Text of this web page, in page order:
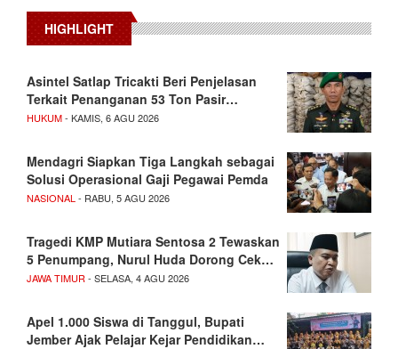
HIGHLIGHT
Asintel Satlap Tricakti Beri Penjelasan
Terkait Penanganan 53 Ton Pasir…
HUKUM- KAMIS, 6 AGU 2026
Mendagri Siapkan Tiga Langkah sebagai
Solusi Operasional Gaji Pegawai Pemda
NASIONAL - RABU, 5 AGU 2026
Tragedi KMP Mutiara Sentosa 2 Tewaskan
5 Penumpang, Nurul Huda Dorong Cek…
JAWA TIMUR - SELASA, 4 AGU 2026
Apel 1.000 Siswa di Tanggul, Bupati
Jember Ajak Pelajar Kejar Pendidikan…